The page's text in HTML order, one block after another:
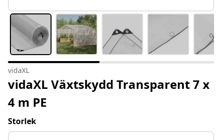
vidaXL
vidaXL Växtskydd Transparent 7 x
4 m PE
Storlek